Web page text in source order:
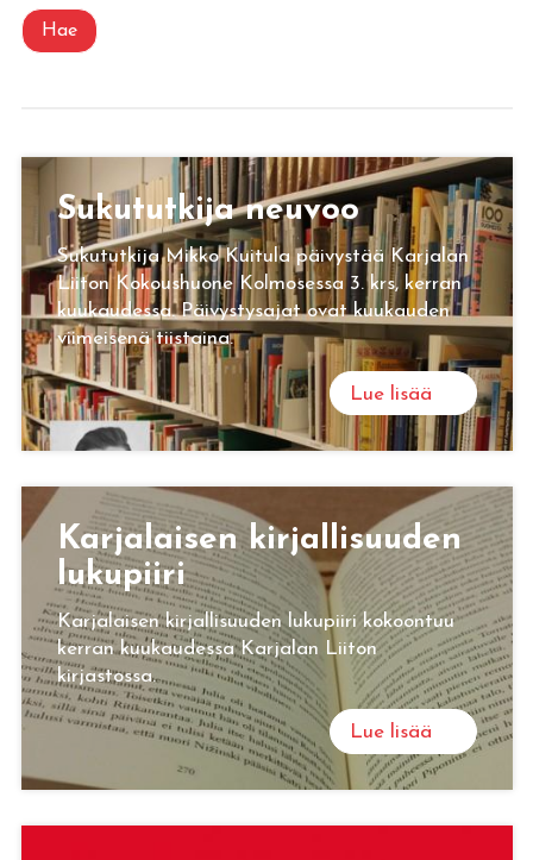
Hae
Su­ku­tut­ki­ja neu­voo
Sukututkija Mikko Kuitula päivystää Karjalan
Liiton Kokoushuone Kolmosessa 3. krs, kerran
kuukaudessa. Päivystysajat ovat kuukauden
viimeisenä tiistaina.
Lue lisää
Kar­ja­lai­sen kir­jal­li­suu­den
lu­ku­pii­ri
Karjalaisen kirjallisuuden lukupiiri kokoontuu
kerran kuukaudessa Karjalan Liiton
kirjastossa.
Lue lisää